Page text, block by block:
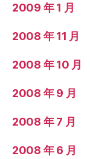
2009 年 1 月
2008 年 11 月
2008 年 10 月
2008 年 9 月
2008 年 7 月
2008 年 6 月